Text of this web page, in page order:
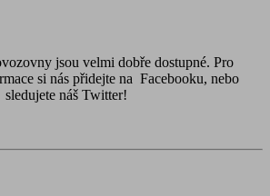
jsou velmi dobře dostupné. Pro
si nás přidejte na Facebooku, nebo
sledujete náš Twitter!